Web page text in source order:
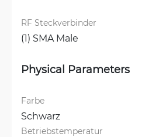
RF Steckverbinder
(1) SMA Male
Physical Parameters
Farbe
Schwarz
Betriebstemperatur